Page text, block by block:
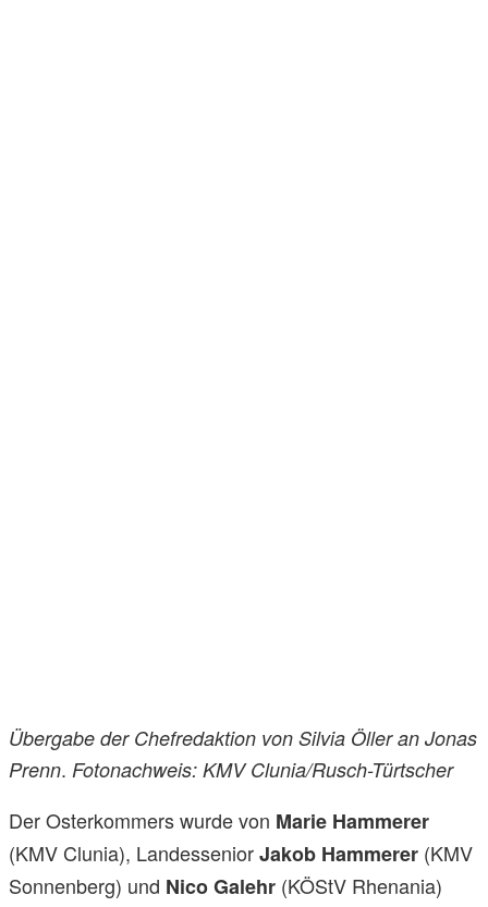
Übergabe der Chefredaktion von Silvia Öller an Jonas
Prenn. Fotonachweis: KMV Clunia/Rusch-Türtscher
Der Osterkommers wurde von Marie Hammerer
(KMV Clunia), LandesseniorJakob Hammerer (KMV
Sonnenberg) und Nico Galehr (KÖStV Rhenania)